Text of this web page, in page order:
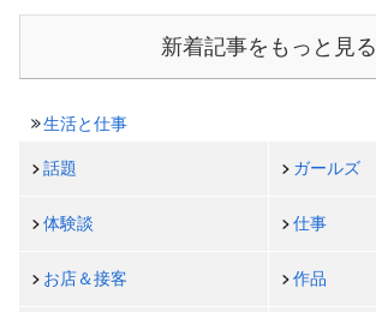
新着記事をもっと見る
生活と仕事
話題 ガールズ
体験談 仕事
お店＆接客 作品